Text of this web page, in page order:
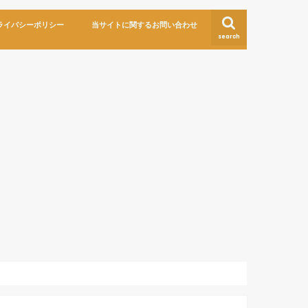
search
イバシーポリシー 当サイトに関するお問い合わせ